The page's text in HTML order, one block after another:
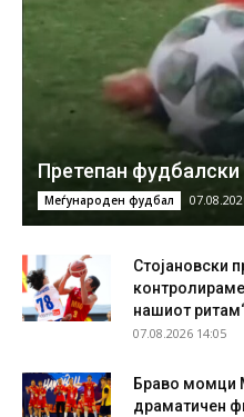
Претепан фудбалски
Меѓународен фудбал
Стојановски
нашиот
07.08.2026 14:05
Браво момци
драматичен